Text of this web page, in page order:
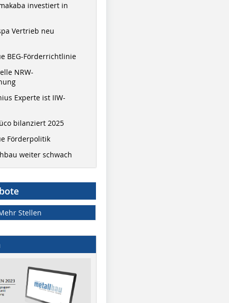
investiert in
Vertrieb neu
BEG-Förderrichtlinie
NRW-
Experte ist IIW-
bilanziert 2025
Förderpolitik
weiter schwach
Stellen